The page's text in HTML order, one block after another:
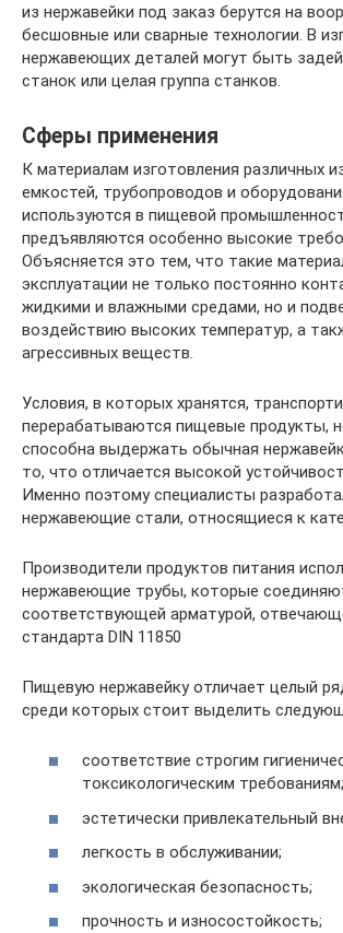
из нержавейки под заказ берутся на
бесшовные или сварные технологии. В
нержавеющих деталей могут быть
станок или целая группа станков.
Сферы применения
К материалам изготовления различных
емкостей, трубопроводов и
используются в пищевой
предъявляются особенно высокие
Объясняется это тем, что такие
эксплуатации не только постоянно
жидкими и влажными средами, но и
воздействию высоких температур, а
агрессивных веществ.
Условия, в которых хранятся,
перерабатываются пищевые продукты,
способна выдержать обычная
то, что отличается высокой
Именно поэтому специалисты
нержавеющие стали, относящиеся к
Производители продуктов питания
нержавеющие трубы, которые
соответствующей арматурой,
стандарта DIN 11850
Пищевую нержавейку отличает целый
среди которых стоит выделить
соответствие строгим
токсикологическим требованиям;
эстетически привлекательный
легкость в обслуживании;
экологическая безопасность;
прочность и износостойкость;